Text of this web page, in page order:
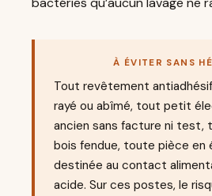
À ÉVITER SANS
Tout revêtement
rayé ou abîmé, tout petit
ancien sans facture ni test,
bois fendue, toute pièce en
destinée au contact
acide. Sur ces postes, le